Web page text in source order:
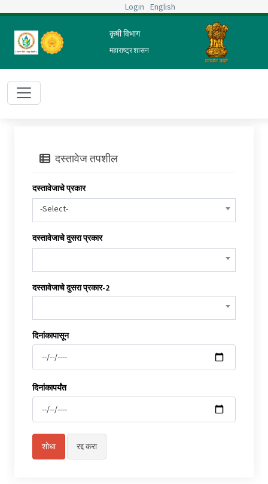
Login English
कृषी विभाग
महाराष्ट्र शासन
दस्तावेज तपशील
दस्तावेजाचे प्रकार
-Select-
दस्तावेजाचे दुसरा प्रकार
दस्तावेजाचे दुसरा प्रकार-2
दिनांकापासून
दिनांकापर्यंत